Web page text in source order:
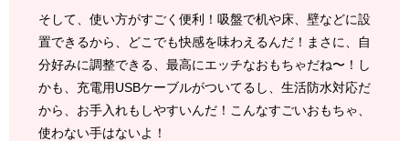
そして、使い方がすごく便利！吸盤で机や床、壁などに設
置できるから、どこでも快感を味わえるんだ！まさに、自
分好みに調整できる、最高にエッチなおもちゃだね〜！し
かも、充電用USBケーブルがついてるし、生活防水対応だ
から、お手入れもしやすいんだ！こんなすごいおもちゃ、
使わない手はないよ！